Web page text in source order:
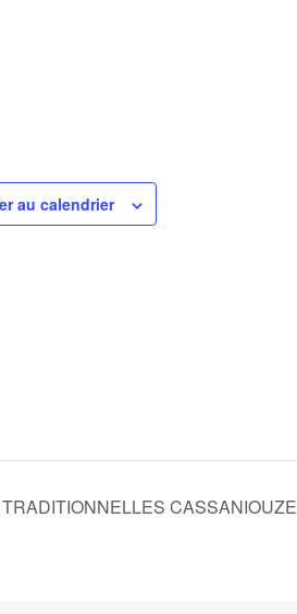
au calendrier
CASSANIOUZE